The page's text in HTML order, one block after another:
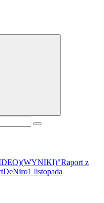
(WYNIKI)"Raport z
1 listopada